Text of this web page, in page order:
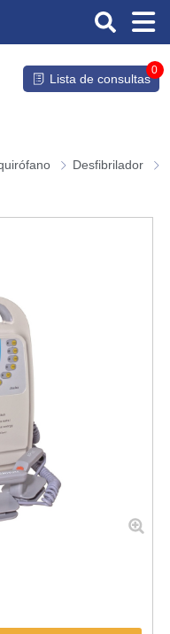
Lista de consultas
0
Desfibrilador